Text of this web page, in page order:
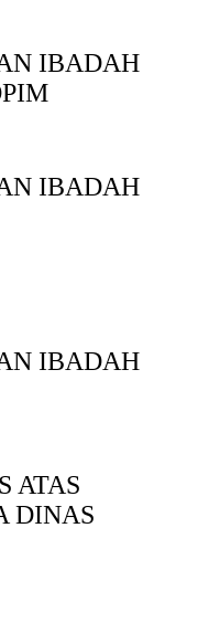
IBADAH
IBADAH
IBADAH
ATAS
DINAS